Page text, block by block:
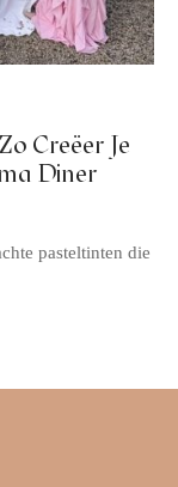
Creëer Je
Diner
pasteltinten die